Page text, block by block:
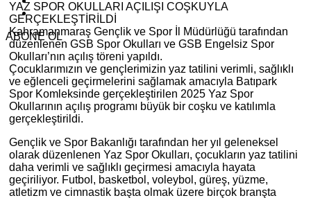
ABONE OL
YAZ SPOR OKULLARI AÇILIŞI COŞKUYLA
GERÇEKLEŞTİRİLDİ
Kahramanmaraş Gençlik ve Spor İl Müdürlüğü tarafından
düzenlenen GSB Spor Okulları ve GSB Engelsiz Spor
Okulları’nın açılış töreni yapıldı.
Çocuklarımızın ve gençlerimizin yaz tatilini verimli, sağlıklı
ve eğlenceli geçirmelerini sağlamak amacıyla Batıpark
Spor Komleksinde gerçekleştirilen 2025 Yaz Spor
Okullarının açılış programı büyük bir coşku ve katılımla
gerçekleştirildi.
Gençlik ve Spor Bakanlığı tarafından her yıl geleneksel
olarak düzenlenen Yaz Spor Okulları, çocukların yaz tatilini
daha verimli ve sağlıklı geçirmesi amacıyla hayata
geçiriliyor. Futbol, basketbol, voleybol, güreş, yüzme,
atletizm ve cimnastik başta olmak üzere birçok branşta